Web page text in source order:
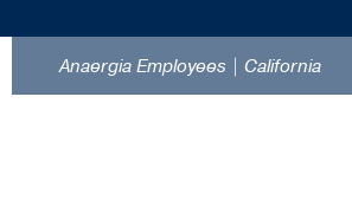
Anaergia Employees | California